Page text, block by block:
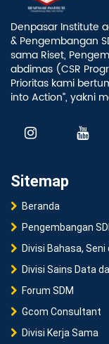
Denpasar Institute
& Pengembangan
sama Riset,
abdimas (CSR
Prioritas kami
into Action”, yakni
Sitemap
Beranda
Pengembangan
Divisi Bahasa, Seni
Divisi Sains Data
Forum SDM
Gcom Consultant
Divisi Kerja Sama